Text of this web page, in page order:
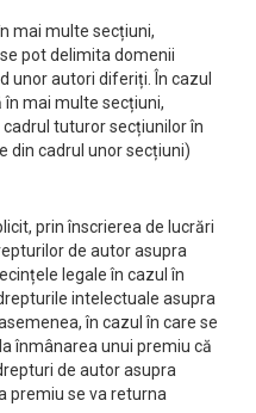
mai multe secțiuni,
pot delimita domenii
unor autori diferiți. În cazul
mai multe secțiuni,
tuturor secțiunilor în
din cadrul unor secțiuni)
prin înscrierea de lucrări
de autor asupra
legale în cazul în
intelectuale asupra
în cazul în care se
înmânarea unui premiu că
de autor asupra
premiu se va returna